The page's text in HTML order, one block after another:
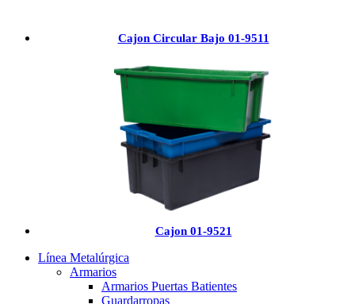
Cajon Circular Bajo 01-9511
Cajon 01-9521
Línea Metalúrgica
Armarios
Armarios Puertas Batientes
Guardarropas